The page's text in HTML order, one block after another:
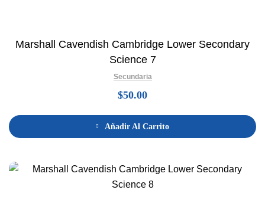
Marshall Cavendish Cambridge Lower Secondary
Science 7
Secundaria
$50.00
Añadir Al Carrito